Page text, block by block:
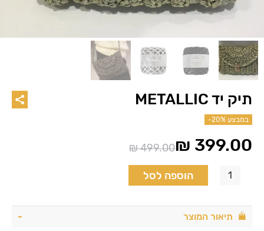
תיק יד METALLIC
במבצע -20%
₪499.00
המקורי
₪ 399.00
הנוכחי
הוספה לסל
תיאור המוצר